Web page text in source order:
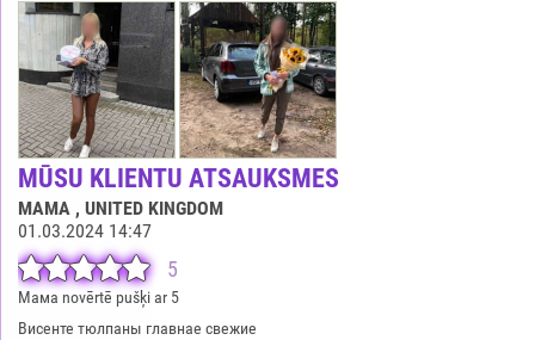
MŪSU KLIENTU ATSAUKSMES
МАМА , UNITED KINGDOM
01.03.2024 14:47
5
Мама novērtē pušķi ar 5
Висенте тюлпаны главнае свежие